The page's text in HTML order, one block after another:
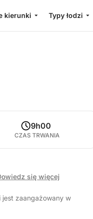
kierunki Typy łodzi
9h00
CZAS TRWANIA
się więcej
jest zaangażowany w